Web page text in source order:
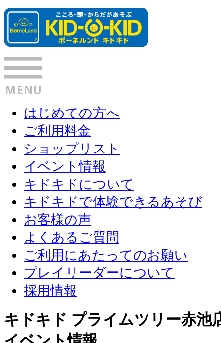
はじめての方へ
ご利用料金
ショップリスト
イベント情報
キドキドについて
キドキドで体験できるあそび
お客様の声
よくあるご質問
ご利用にあたってのお願い
プレイリーダーについて
採用情報
キドキド プライムツリー赤池